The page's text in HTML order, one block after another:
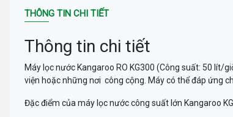
THÔNG TIN CHI TIẾT
Thông tin chi tiết
Máy lọc nước Kangaroo RO KG300 (Công suất: 50 lít/
viện hoặc những nơi công cộng. Máy có thể đáp ứng
Đặc điểm của máy lọc nước công suất lớn Kangaroo KG